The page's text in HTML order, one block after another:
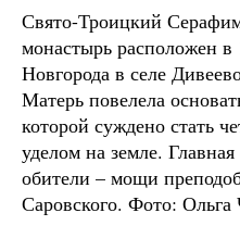
Свято-Троицкий
монастырь расположен
Новгорода в селе
Матерь повелела
которой суждено стать
уделом на земле.
обители – мощи
Саровского. Фото: